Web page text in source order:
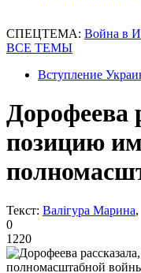
СПЕЦТЕМА: Война в
ВСЕ ТЕМЫ
Вступление
Дорофеева
позицию
Текст: Валігура Марина
0
1220